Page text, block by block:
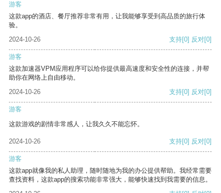
游客
这款app的酒店、餐厅推荐非常有用，让我能够享受到高品质的旅行体
验。
2024-10-26
支持[0] 反对[0]
游客
这款加速器VPM应用程序可以给你提供最高速度和安全性的连接，并帮
助你在网络上自由移动。
2024-10-26
支持[0] 反对[0]
游客
这款游戏的剧情非常感人，让我久久不能忘怀。
2024-10-26 支持[0] 反对[0]
游客
这款app就像我的私人助理，随时随地为我的办公提供帮助。我经常需要
查找资料，这款app的搜索功能非常强大，能够快速找到我需要的信息。